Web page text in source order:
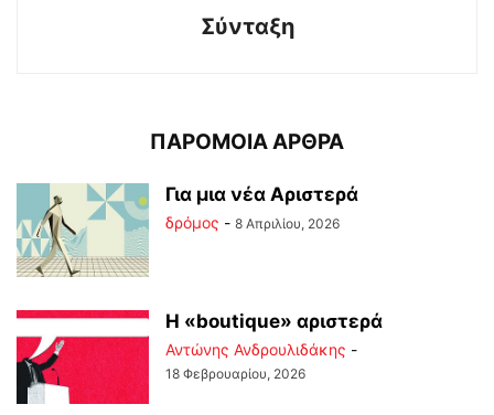
Σύνταξη
ΠΑΡΟΜΟΙΑ ΑΡΘΡΑ
Για μια νέα Αριστερά
δρόμος - 8 Απριλίου, 2026
Η «boutique» αριστερά
Αντώνης Ανδρουλιδάκης -
18 Φεβρουαρίου, 2026